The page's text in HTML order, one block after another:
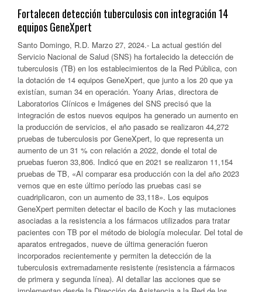
Fortalecen detección tuberculosis con integración 14
equipos GeneXpert
Santo Domingo, R.D. Marzo 27, 2024.- La actual gestión del
Servicio Nacional de Salud (SNS) ha fortalecido la detección de
tuberculosis (TB) en los establecimientos de la Red Pública, con
la dotación de 14 equipos GeneXpert, que junto a los 20 que ya
existían, suman 34 en operación. Yoany Arias, directora de
Laboratorios Clínicos e Imágenes del SNS precisó que la
integración de estos nuevos equipos ha generado un aumento en
la producción de servicios, el año pasado se realizaron 44,272
pruebas de tuberculosis por GeneXpert, lo que representa un
aumento de un 31 % con relación a 2022, donde el total de
pruebas fueron 33,806. Indicó que en 2021 se realizaron 11,154
pruebas de TB, «Al comparar esa producción con la del año 2023
vemos que en este último período las pruebas casi se
cuadriplicaron, con un aumento de 33,118». Los equipos
GeneXpert permiten detectar el bacilo de Koch y las mutaciones
asociadas a la resistencia a los fármacos utilizados para tratar
pacientes con TB por el método de biología molecular. Del total de
aparatos entregados, nueve de última generación fueron
incorporados recientemente y permiten la detección de la
tuberculosis extremadamente resistente (resistencia a fármacos
de primera y segunda línea). Al detallar las acciones que se